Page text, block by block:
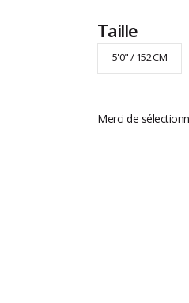
Taille
5'0" / 152 CM
Merci de